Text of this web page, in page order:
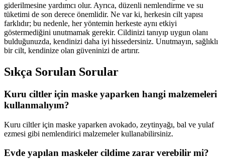
giderilmesine yardımcı olur. Ayrıca, düzenli nemlendirme ve su
tüketimi de son derece önemlidir. Ne var ki, herkesin cilt yapısı
farklıdır; bu nedenle, her yöntemin herkeste aynı etkiyi
göstermediğini unutmamak gerekir. Cildinizi tanıyıp uygun olanı
bulduğunuzda, kendinizi daha iyi hissedersiniz. Unutmayın, sağlıklı
bir cilt, kendinize olan güveninizi de artırır.
Sıkça Sorulan Sorular
Kuru ciltler için maske yaparken hangi malzemeleri
kullanmalıyım?
Kuru ciltler için maske yaparken avokado, zeytinyağı, bal ve yulaf
ezmesi gibi nemlendirici malzemeler kullanabilirsiniz.
Evde yapılan maskeler cildime zarar verebilir mi?